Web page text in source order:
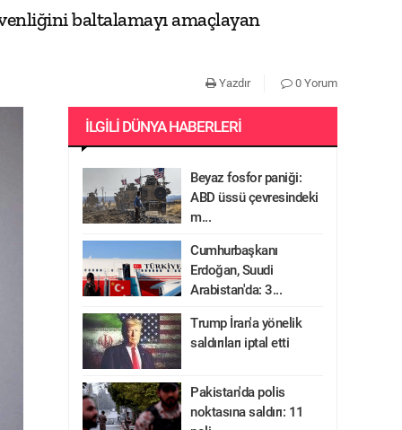
baltalamayı amaçlayan
Yazdır 0 Yorum
İLGILI DÜNYA HABERLERI
Beyaz fosfor paniği:
ABD üssü çevresindeki
m...
Cumhurbaşkanı
Erdoğan, Suudi
Arabistan'da: 3...
Trump İran'a yönelik
saldırıları iptal etti
Pakistan'da polis
noktasına saldırı: 11